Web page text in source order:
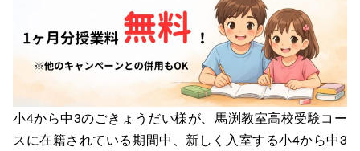
小4から中3のごきょうだい様が、馬渕教室高校受験コー
スに在籍されている期間中、新しく入室する小4から中3